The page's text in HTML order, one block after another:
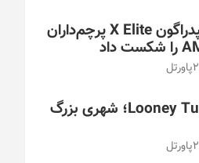
تراشه اسنپدراگون X Elite پرچم‌داران
پاورتل
بازی/ Looney Tunes؛ شهری بزرگ
پاورتل